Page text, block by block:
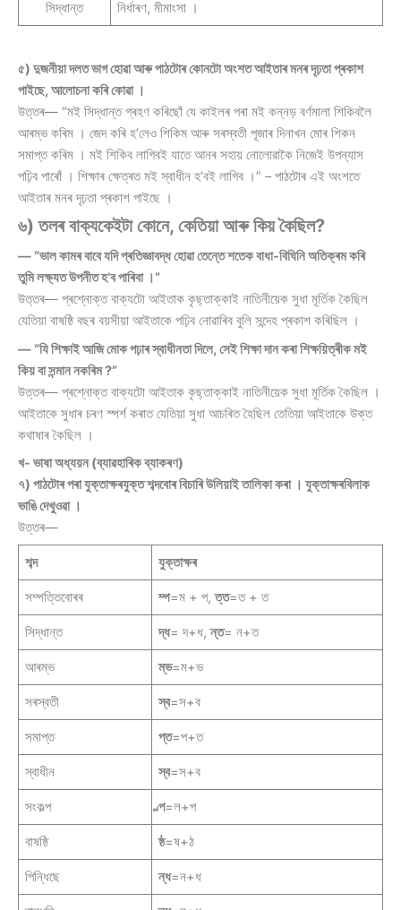
সিদ্ধান্ত নিৰ্ধাৰণ, মীমাংসা ।
৫) দুজনীয়া দলত ভাগ হোৱা আৰু পাঠটোৰ কোনটো অংশত আইতাৰ মনৰ দৃঢ়তা প্ৰকাশ
পাইছে, আলোচনা কৰি কোৱা ।
উত্তৰ— “মই সিদ্ধান্ত গ্ৰহণ কৰিছোঁ যে কাইলৰ পৰা মই কন্নড় বৰ্ণমালা শিকিবলৈ
আৰম্ভ কৰিম । জেদ কৰি হ’লেও শিকিম আৰু সৰস্বতী পূজাৰ দিনাখন মোৰ শিকন
সমাপ্ত কৰিম । মই শিকিব লাগিবই যাতে আনৰ সহায় নোলোৱাকৈ নিজেই উপন্যাস
পঢ়িব পাৰোঁ । শিক্ষাৰ ক্ষেত্ৰত মই স্বাধীন হ’বই লাগিব ।” – পাঠটোৰ এই অংশতে
আইতাৰ মনৰ দৃঢ়তা প্ৰকাশ পাইছে ।
৬) তলৰ বাক্যকেইটা কোনে, কেতিয়া আৰু কিয় কৈছিল?
— “ভাল কামৰ বাবে যদি প্ৰতিজ্ঞাবদ্ধ হোৱা তেন্তে শতেক বাধা-বিঘিনি অতিক্ৰম কৰি
তুমি লক্ষ্যত উপনীত হ’ব পাৰিবা ।”
উত্তৰ— প্ৰশ্নোক্ত বাক্যটো আইতাক কৃছ্তাক্কাই নাতিনীয়েক সুধা মূৰ্তিক কৈছিল
যেতিয়া বাষষ্ঠি বছৰ বয়সীয়া আইতাকে পঢ়িব নোৱাৰিব বুলি সন্দেহ প্ৰকাশ কৰিছিল ।
— “যি শিক্ষাই আজি মোক পঢ়াৰ স্বাধীনতা দিলে, সেই শিক্ষা দান কৰা শিক্ষয়িত্ৰীক মই
কিয় বা সন্মান নকৰিম ?”
উত্তৰ— প্ৰশ্নোক্ত বাক্যটো আইতাক কৃছ্তাক্কাই নাতিনীয়েক সুধা মূৰ্তিক কৈছিল ।
আইতাকে সুধাৰ চৰণ স্পৰ্শ কৰাত যেতিয়া সুধা আচৰিত হৈছিল তেতিয়া আইতাকে উক্ত
কথাষাৰ কৈছিল ।
খ- ভাষা অধ্যয়ন (ব্যাৱহাৰিক ব্যাকৰণ)
৭) পাঠটোৰ পৰা যুক্তাক্ষৰযুক্ত শব্দবোৰ বিচাৰি উলিয়াই তালিকা কৰা । যুক্তাক্ষৰবিলাক
ভাঙি দেখুওৱা ।
উত্তৰ—
শব্দ যুক্তাক্ষৰ
সম্পত্তিবোৰৰ ম্প=ম + প,ত্ত=ত + ত
সিদ্ধান্ত দ্ধ= দ+ধ,ন্ত= ন+ত
আৰম্ভ ম্ভ=ম+ভ
সৰস্বতী স্ব=স+ব
সমাপ্ত প্ত=প+ত
স্বাধীন স্ব=স+ব
সংকল্প ল্প=ল+প
বাষষ্ঠি ষ্ঠ=ষ+ঠ
পিন্ধিছে ন্ধ=ন+ধ